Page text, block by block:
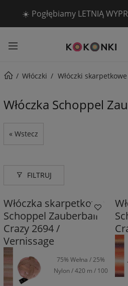
☀️ Pogłębiamy LETNIĄ
Włóczki Włóczki skarpetkowe
Włóczka Schoppel
« Wstecz
FILTRUJ
Włóczka skarpetkowa
Schoppel Zauberball
Crazy 2694 /
Vernissage
75% Wełna / 25%
Nylon / 420 m / 100